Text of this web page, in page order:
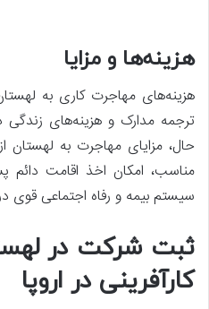
هزینه‌ها و مزایا
هزینه‌های مهاجرت کاری به
ترجمه مدارک و هزینه‌های زندگی
حال، مزایای مهاجرت به لهستان
مناسب، امکان اخذ اقامت
سیستم بیمه و رفاه اجتماعی قوی
ثبت شرکت در
کارآفرینی در اروپا